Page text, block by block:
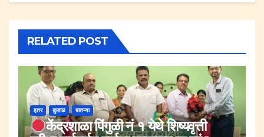
RELATED POST
इतर कुडाळ बातम्या
केंद्रशाळा पिंगुळी नं १ येथे शिष्यवृत्ती